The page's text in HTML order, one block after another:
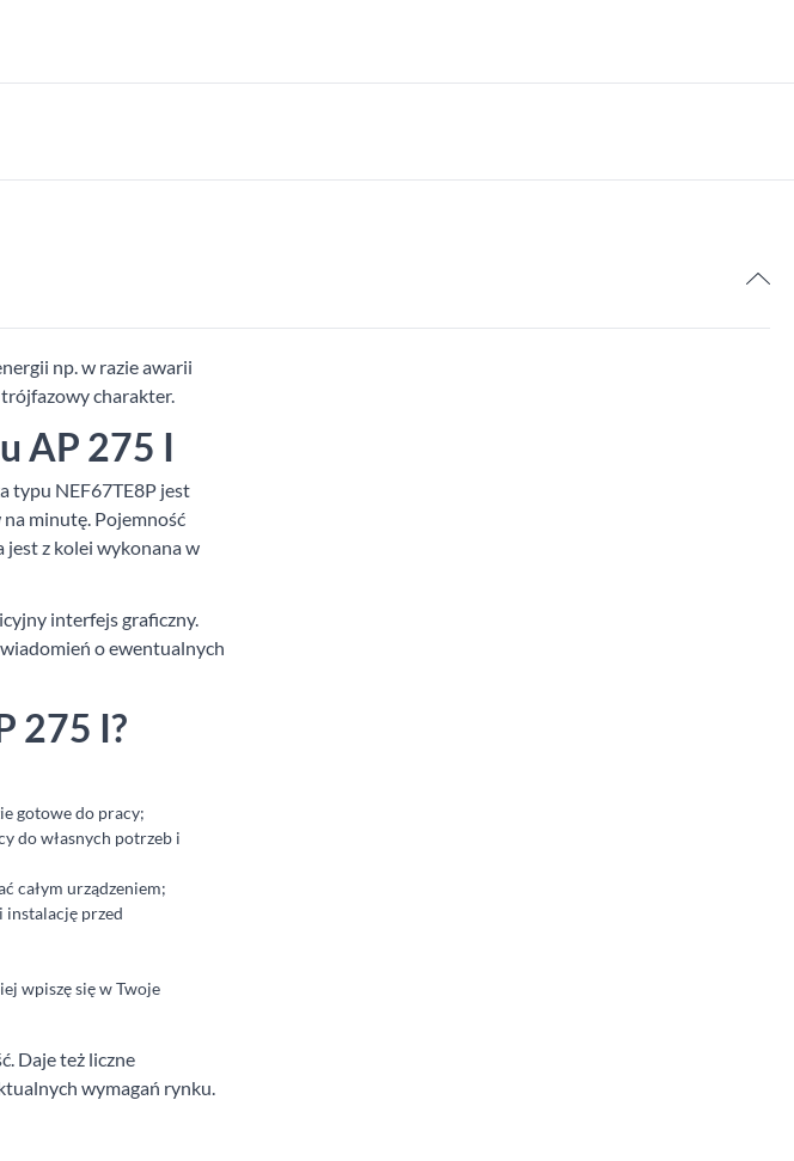
np. w razie awarii
charakter.
AP 275 I
typu NEF67TE8P jest
minutę. Pojemność
jest z kolei wykonana w
interfejs graficzny.
o ewentualnych
275 I?
gotowe do pracy;
do własnych potrzeb i
całym urządzeniem;
instalację przed
wpiszę się w Twoje
Daje też liczne
wymagań rynku.